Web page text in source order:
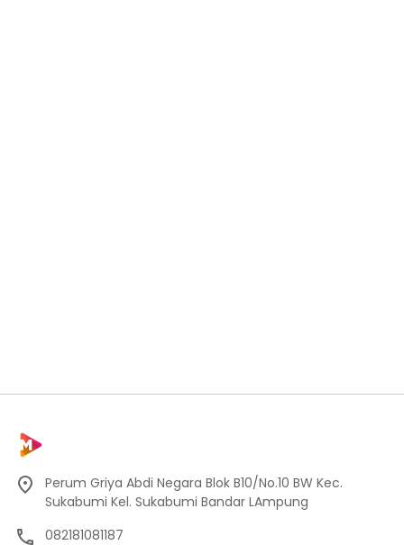
Perum Griya Abdi Negara Blok B10/No.10 BW Kec.
Sukabumi Kel. Sukabumi Bandar LAmpung
082181081187